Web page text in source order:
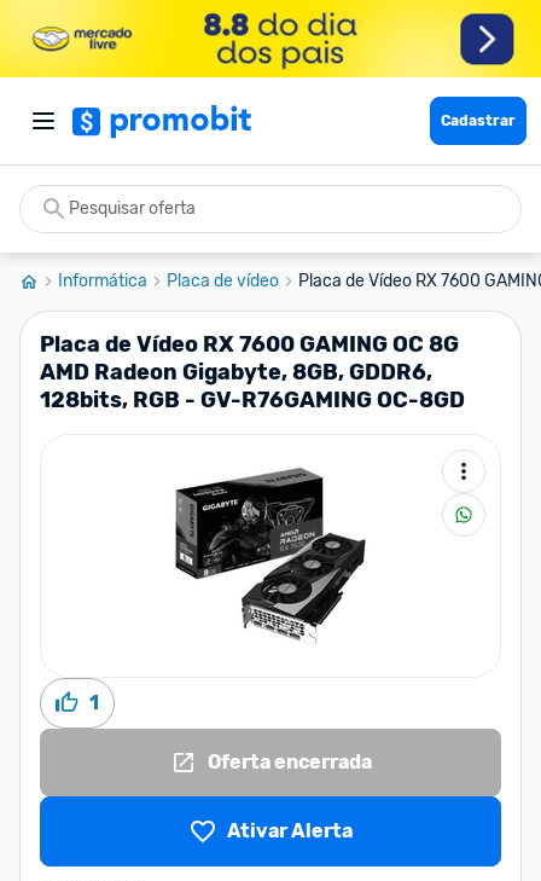
Cadastrar
Informática Placa de vídeo Placa de Vídeo RX 7600
Placa de Vídeo RX 7600 GAMING OC 8G
AMD Radeon Gigabyte, 8GB, GDDR6,
128bits, RGB - GV-R76GAMING OC-8GD
1
Oferta encerrada
Ativar Alerta